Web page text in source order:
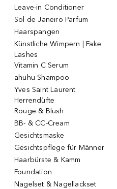
Leave-in Conditioner
Sol de Janeiro Parfum
Haarspangen
Künstliche Wimpern | Fake
Lashes
Vitamin C Serum
ahuhu Shampoo
Yves Saint Laurent
Herrendüfte
Rouge & Blush
BB- & CC-Cream
Gesichtsmaske
Gesichtspflege für Männer
Haarbürste & Kamm
Foundation
Nagelset & Nagellackset